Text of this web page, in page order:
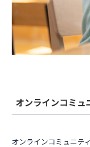
オンラインコミュ
オンラインコミュニテ